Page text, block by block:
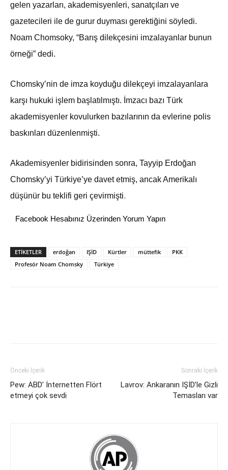
gelen yazarları, akademisyenleri, sanatçıları ve
gazetecileri ile de gurur duyması gerektiğini söyledi.
Noam Chomsoky, “Barış dilekçesini imzalayanlar bunun
örneği” dedi.
Chomsky’nin de imza koyduğu dilekçeyi imzalayanlara
karşı hukuki işlem başlatılmıştı. İmzacı bazı Türk
akademisyenler kovulurken bazılarının da evlerine polis
baskınları düzenlenmişti.
Akademisyenler bidirisinden sonra, Tayyip Erdoğan
Chomsky’yi Türkiye’ye davet etmiş, ancak Amerikalı
düşünür bu teklifi geri çevirmişti.
Facebook Hesabınız Üzerinden Yorum Yapın
ETİKETLER erdoğan IŞİD Kürtler müttefik
PKK
Profesör Noam Chomsky
Türkiye
Önceki İçerik
Pew: ABD’ İnternetten Flört
etmeyi çok sevdi
Sonraki İçerik
Lavrov: Ankaranın IŞİD’le Gizli
Temasları var